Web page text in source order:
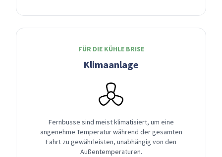
FÜR DIE KÜHLE BRISE
Klimaanlage
Fernbusse sind meist klimatisiert, um eine
angenehme Temperatur während der gesamten
Fahrt zu gewährleisten, unabhängig von den
Außentemperaturen.